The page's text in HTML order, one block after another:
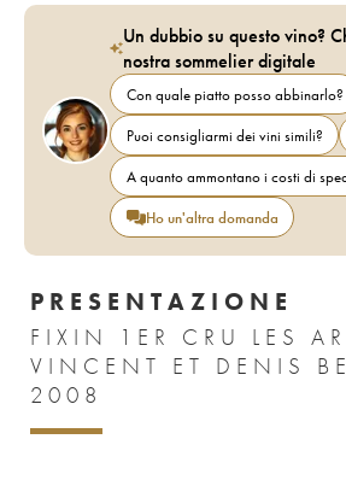
Un dubbio su questo vino?
nostra sommelier digitale
Con quale piatto posso abbinarlo?
Puoi consigliarmi dei vini simili?
A quanto ammontano i costi di
Ho un'altra domanda
PRESENTAZIONE
FIXIN 1ER CRU LES
VINCENT ET DENIS
2008